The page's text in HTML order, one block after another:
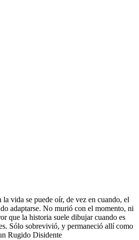
vida se puede oír, de vez en cuando, el
adaptarse. No murió con el momento, ni
que la historia suele dibujar cuando es
Sólo sobrevivió, y permaneció allí como
Rugido Disidente